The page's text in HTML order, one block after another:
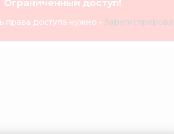
Ограниченный доступ!
права доступа нужно -